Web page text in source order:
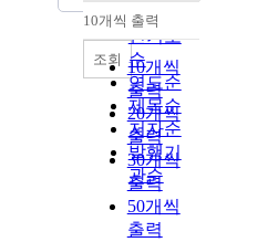
순
인기도
순
연도순
제목순
저자순
발행기
관순
내림차순
10개씩 출력
10개씩
출력
20개씩
출력
30개씩
출력
50개씩
출력
조회